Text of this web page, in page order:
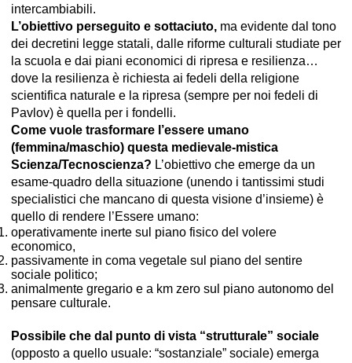
intercambiabili.
L’obiettivo perseguito e sottaciuto, ma evidente dal tono
dei decretini legge statali, dalle riforme culturali studiate per
la scuola e dai piani economici di ripresa e resilienza…
dove la resilienza è richiesta ai fedeli della religione
scientifica naturale e la ripresa (sempre per noi fedeli di
Pavlov) è quella per i fondelli.
Come vuole trasformare l’essere umano
(femmina/maschio) questa medievale-mistica
Scienza/Tecnoscienza? L’obiettivo che emerge da un
esame-quadro della situazione (unendo i tantissimi studi
specialistici che mancano di questa visione d’insieme) è
quello di rendere l’Essere umano:
operativamente inerte sul piano fisico del volere
economico,
passivamente in coma vegetale sul piano del sentire
sociale politico;
animalmente gregario e a km zero sul piano autonomo del
pensare culturale.
Possibile che dal punto di vista “strutturale” sociale
(opposto a quello usuale: “sostanziale” sociale) emerga